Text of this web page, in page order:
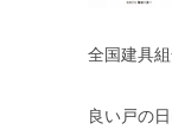
全国建具
良い戸の